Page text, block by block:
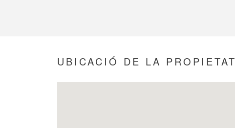
UBICACIÓ DE LA PROPIETAT